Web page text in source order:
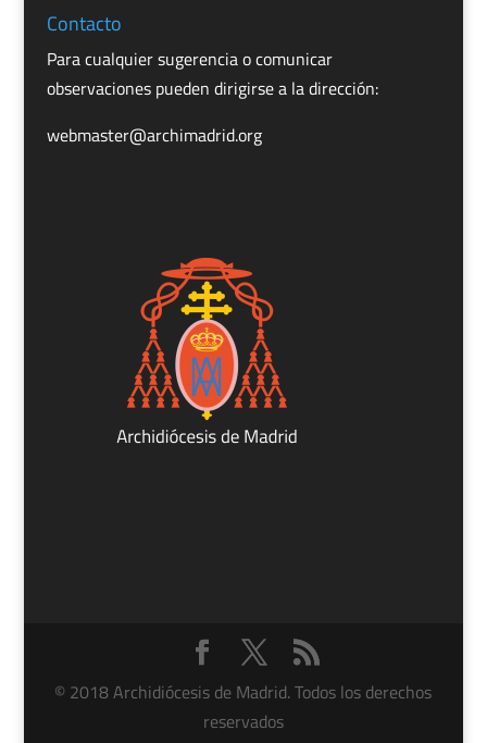
Contacto
Para cualquier sugerencia o comunicar
observaciones pueden dirigirse a la dirección:
webmaster@archimadrid.org
© 2018 Archidiócesis de Madrid. Todos los derechos
reservados